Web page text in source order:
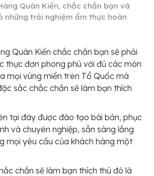
Quán Kiến, chắc chắn bạn và
những trải nghiệm ẩm thực hoàn
Quán Kiến chắc chắn bạn sẽ phải
thực đơn phong phú với đủ các món
mọi vùng miền trên Tổ Quốc mà
sắc chắc chắn sẽ làm bạn thích
tại đây được đào tạo bài bản, phục
và chuyên nghiệp, sẵn sàng lắng
mọi yêu cầu của khách hàng một
chắn sẽ làm bạn thích thú đó là